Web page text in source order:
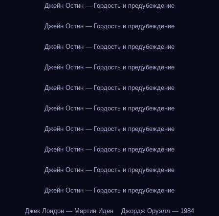
Джейн Остин — Гордость и предубеждение
Джейн Остин — Гордость и предубеждение
Джейн Остин — Гордость и предубеждение
Джейн Остин — Гордость и предубеждение
Джейн Остин — Гордость и предубеждение
Джейн Остин — Гордость и предубеждение
Джейн Остин — Гордость и предубеждение
Джейн Остин — Гордость и предубеждение
Джейн Остин — Гордость и предубеждение
Джейн Остин — Гордость и предубеждение
Джек Лондон — Мартин Иден Джордж Оруэлл — 1984